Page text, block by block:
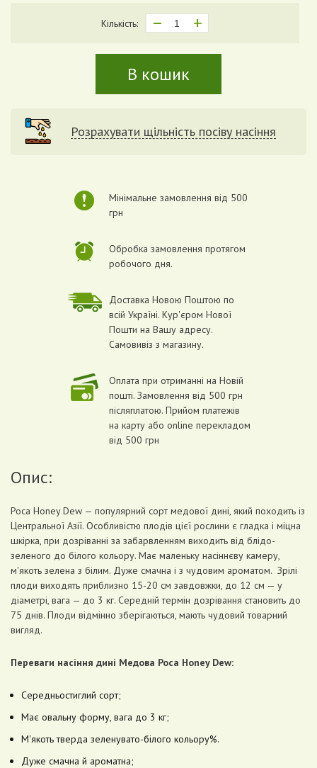
Кількість:
В кошик
Розрахувати щільність посіву насіння
Мінімальне замовлення від 500
грн
Обробка замовлення протягом
робочого дня.
Доставка Новою Поштою по
всій Україні. Кур'єром Нової
Пошти на Вашу адресу.
Самовивіз з магазину.
Оплата при отриманні на Новій
пошті. Замовлення від 500 грн
післяплатою. Прийом платежів
на карту або online перекладом
від 500 грн
Опис:
Роса Honey Dew — популярний сорт медової дині, який походить із
Центральної Азії. Особливістю плодів цієї рослини є гладка і міцна
шкірка, при дозріванні за забарвленням виходить від блідо-
зеленого до білого кольору. Має маленьку насіннєву камеру,
м'якоть зелена з білим. Дуже смачна і з чудовим ароматом. Зрілі
плоди виходять приблизно 15-20 см завдовжки, до 12 см — у
діаметрі, вага — до 3 кг. Середній термін дозрівання становить до
75 днів. Плоди відмінно зберігаються, мають чудовий товарний
вигляд.
Переваги насіння дині Медова Роса Honey Dew:
Середньостиглий сорт;
Має овальну форму, вага до 3 кг;
М'якоть тверда зеленувато-білого кольору%.
Дуже смачна й ароматна;